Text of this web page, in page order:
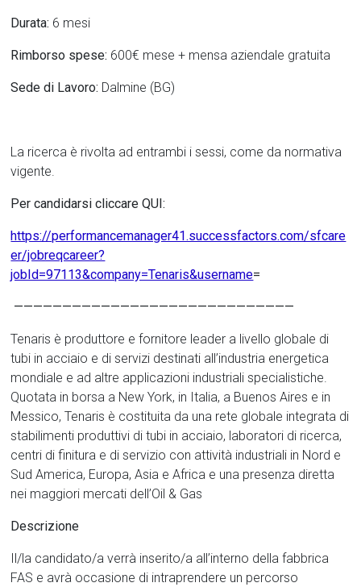
Durata: 6 mesi
Rimborso spese: 600€ mese + mensa aziendale gratuita
Sede di Lavoro: Dalmine (BG)
La ricerca è rivolta ad entrambi i sessi, come da normativa
vigente.
Per candidarsi cliccare QUI:
https://performancemanager41.successfactors.com/sfcare
er/jobreqcareer?
jobId=97113&company=Tenaris&username=
—————————————————————————————
Tenaris è produttore e fornitore leader a livello globale di
tubi in acciaio e di servizi destinati all’industria energetica
mondiale e ad altre applicazioni industriali specialistiche.
Quotata in borsa a New York, in Italia, a Buenos Aires e in
Messico, Tenaris è costituita da una rete globale integrata di
stabilimenti produttivi di tubi in acciaio, laboratori di ricerca,
centri di finitura e di servizio con attività industriali in Nord e
Sud America, Europa, Asia e Africa e una presenza diretta
nei maggiori mercati dell’Oil & Gas
Descrizione
Il/la candidato/a verrà inserito/a all’interno della fabbrica
FAS e avrà occasione di intraprendere un percorso